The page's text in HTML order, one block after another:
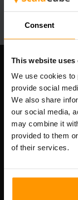
Consent
This website uses
We use cookies to
provide social
We also share
our social media,
may combine it
provided to them
of their services.
Scalable Hosting
เลขที่จดทะเบียน:
เลขที่ผู้เสียภาษี:
ที่อยู่: Harju